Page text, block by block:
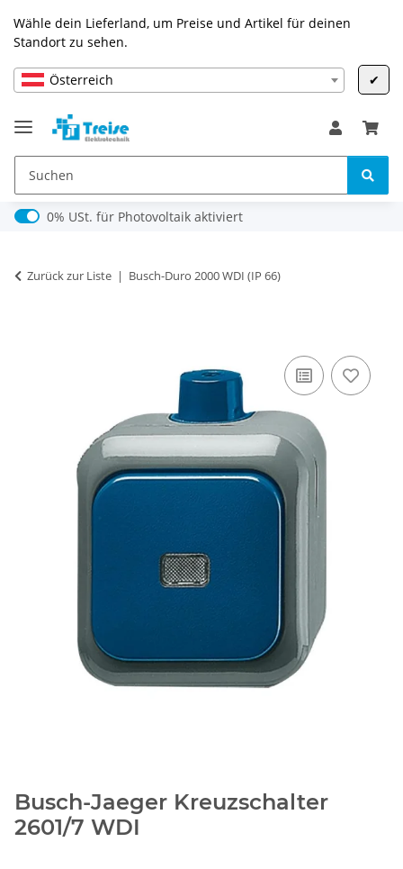
Wähle dein Lieferland, um Preise und Artikel für deinen
Standort zu sehen.
Österreich ✔
0% USt. für Photovoltaik (§ 12 Abs. 3 UStG)
0% USt. für Photovoltaik aktiviert
Zurück zur Liste Busch-Duro 2000 WDI (IP 66)
Busch-Jaeger Kreuzschalter
2601/7 WDI